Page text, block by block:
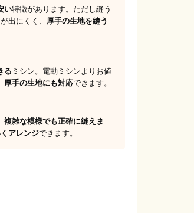
い特徴があります。ただし縫う
出にくく、 厚手の生地を縫う
る ミシン。電動ミシンよりお値
厚手の生地にも対応できます。
複雑な模様でも正確に縫えま
アレンジできます。